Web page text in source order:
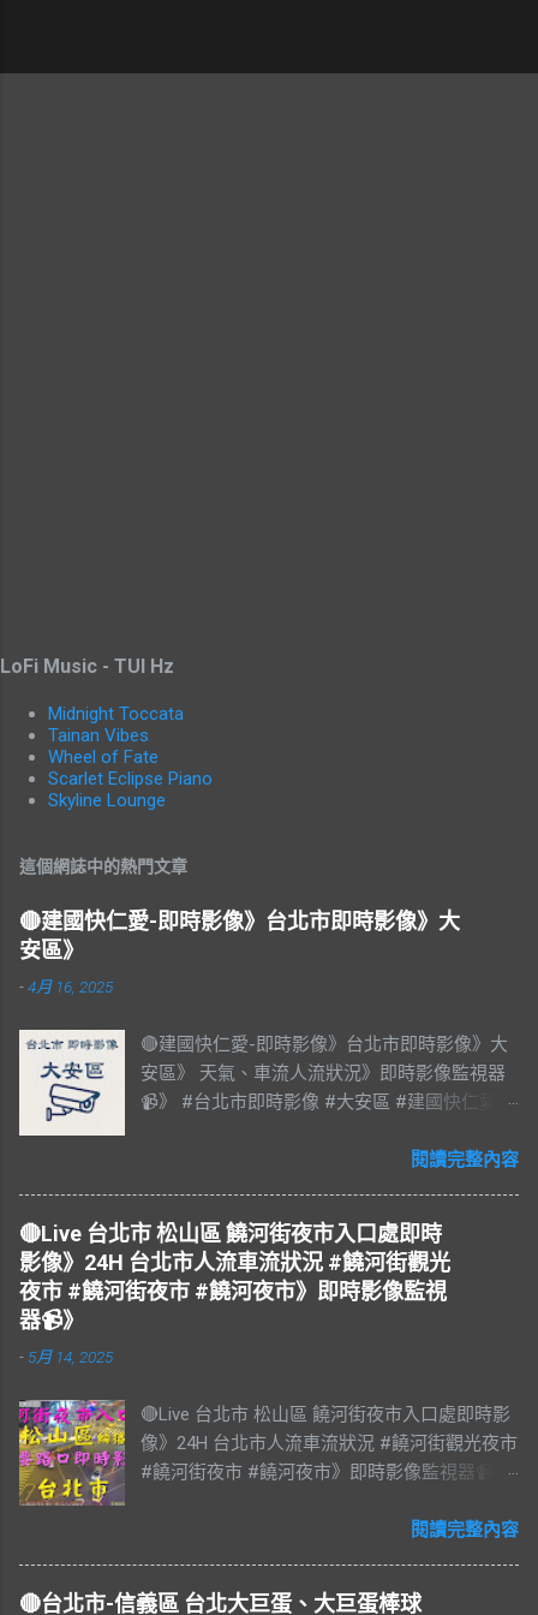
LoFi Music - TUI Hz
Midnight Toccata
Tainan Vibes
Wheel of Fate
Scarlet Eclipse Piano
Skyline Lounge
這個網誌中的熱門文章
🔴建國快仁愛-即時影像》台北市即時影像》大
安區》
-4月 16, 2025
🔴建國快仁愛-即時影像》台北市即時影像》大
安區》 天氣、車流人流狀況》即時影像監視器
📹》 #台北市即時影像 #大安區 #建國快仁愛 #
#LIVE #直播 #即時路況 #即時影像監視器 #台
源：台北市政府交通局 交通部公路局
閱讀完整內容
🔴Live 台北市 松山區 饒河街夜市入口處即時
影像》24H 台北市人流車流狀況 #饒河街觀光
夜市 #饒河街夜市 #饒河夜市》即時影像監視
器📹》
- 5月 14, 2025
🔴Live 台北市 松山區 饒河街夜市入口處即時影
像》24H 台北市人流車流狀況 #饒河街觀光夜市
#饒河街夜市 #饒河夜市》即時影像監視器📹》
直播 #即時路況 #即時影像監視器 #饒河夜市即
市 #臺北市 #台北市 #松山車站 #觀光夜市 #松
閱讀完整內容
🔴台北市-信義區 台北大巨蛋、大巨蛋棒球